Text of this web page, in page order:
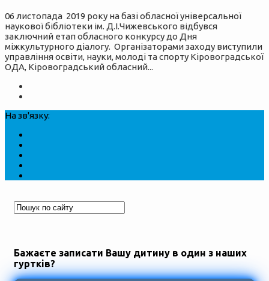
06 листопада 2019 року на базі обласної універсальної
наукової бібліотеки ім. Д.І.Чижевського відбувся
заключний етап обласного конкурсу до Дня
міжкультурного діалогу. Організаторами заходу виступили
управління освіти, науки, молоді та спорту Кіровоградської
ОДА, Кіровоградський обласний...
На зв'язку:
Бажаєте записати Вашу дитину в один з наших
гуртків?